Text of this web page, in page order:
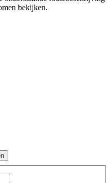
bekijken.